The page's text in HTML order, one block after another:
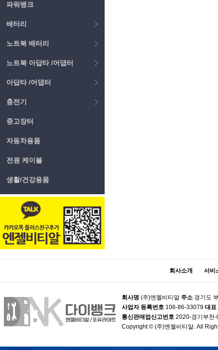
파워뱅크
배터리
노트북 배터리
노트북 아답타 /어댑터
아답타 /어댑터
충전기
중고장터
자동차용품
전원 케이블
생활/건강용품
회사소개 서비
회사명 (주)엔젤비티알 주소 경기도
사업자 등록번호 106-86-33079 대표
통신판매업신고번호 2020-경기부천
Copyright © (주)엔젤비티알. All